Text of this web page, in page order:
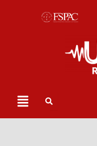
Menu